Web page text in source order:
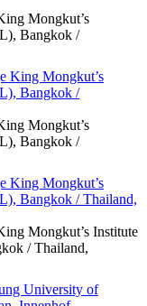
Mongkut’s
Bangkok /
Mongkut’s
Bangkok /
Mongkut’s Institute
/ Thailand,